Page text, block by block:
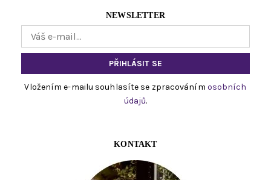
NEWSLETTER
Vložením e-mailu souhlasíte se zpracováním osobních
údajů.
KONTAKT